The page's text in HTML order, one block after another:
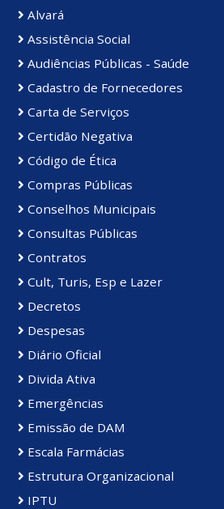
Alvará
Assistência Social
Audiências Públicas - Saúde
Cadastro de Fornecedores
Carta de Serviços
Certidão Negativa
Código de Ética
Compras Públicas
Conselhos Municipais
Consultas Públicas
Contratos
Cult, Turis, Esp e Lazer
Decretos
Despesas
Diário Oficial
Divida Ativa
Emergências
Emissão de DAM
Escala Farmácias
Estrutura Organizacional
IPTU